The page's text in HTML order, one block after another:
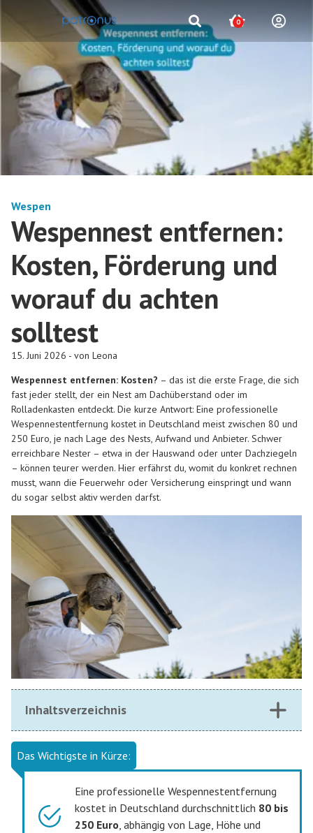
0
Wespen
Wespennest entfernen:
Kosten, Förderung und
worauf du achten
solltest
15. Juni 2026 - von Leona
Wespennest entfernen: Kosten? – das ist die erste Frage, die sich
fast jeder stellt, der ein Nest am Dachüberstand oder im
Rolladenkasten entdeckt. Die kurze Antwort: Eine professionelle
Wespennestentfernung kostet in Deutschland meist zwischen 80 und
250 Euro, je nach Lage des Nests, Aufwand und Anbieter. Schwer
erreichbare Nester – etwa in der Hauswand oder unter Dachziegeln
– können teurer werden. Hier erfährst du, womit du konkret rechnen
musst, wann die Feuerwehr oder Versicherung einspringt und wann
du sogar selbst aktiv werden darfst.
Inhaltsverzeichnis
Das Wichtigste in Kürze:
Eine professionelle Wespennestentfernung
kostet in Deutschland durchschnittlich 80 bis
250 Euro , abhängig von Lage, Höhe und